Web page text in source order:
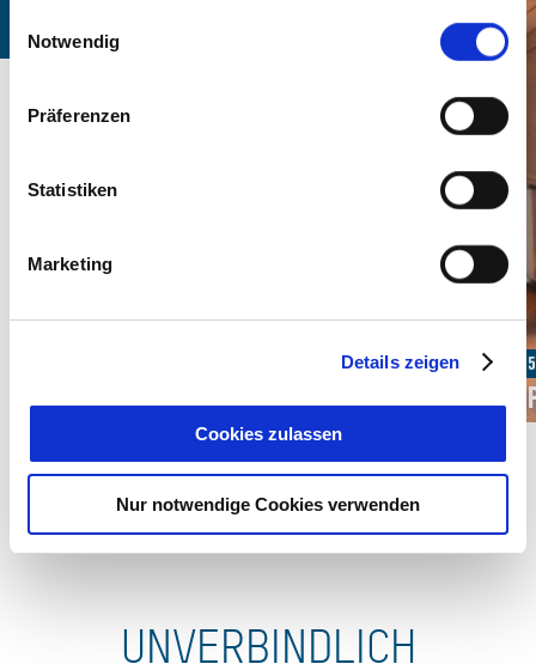
Cookies, wenn Sie unsere Webseite weiterhin nutzen.
Notwendig
Präferenzen
Statistiken
Marketing
Details zeigen
Cookies zulassen
Nur notwendige Cookies verwenden
Doppelzimmer
Ab
UNVERBINDLICH